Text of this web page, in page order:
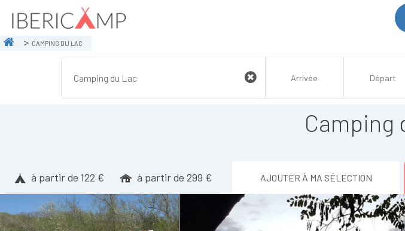
CAMPING DU LAC
Camping
à partir de 122 € à partir de 299 € AJOUTER À MA SÉLECTION